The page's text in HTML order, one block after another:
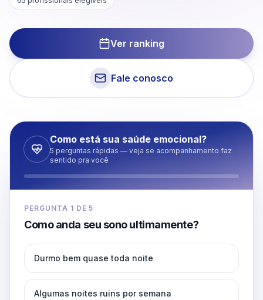
Ver ranking
Fale conosco
Como está sua saúde emocional?
5 perguntas rápidas — veja se acompanhamento faz
sentido pra você
PERGUNTA 1 DE5
Como anda seu sono ultimamente?
Durmo bem quase toda noite
Algumas noites ruins por semana